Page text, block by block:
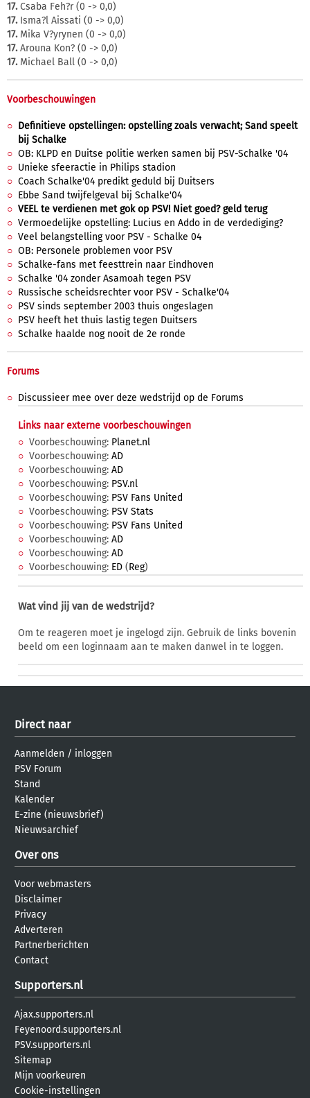
17.Csaba Feh?r (0 -> 0,0)
17.Isma?l Aissati (0 -> 0,0)
17.Mika V?yrynen (0 -> 0,0)
17.Arouna Kon? (0 -> 0,0)
17.Michael Ball (0 -> 0,0)
Voorbeschouwingen
Definitieve opstellingen: opstelling zoals verwacht; Sand speelt
bij Schalke
OB: KLPD en Duitse politie werken samen bij PSV-Schalke '04
Unieke sfeeractie in Philips stadion
Coach Schalke'04 predikt geduld bij Duitsers
Ebbe Sand twijfelgeval bij Schalke'04
VEEL te verdienen met gok op PSV! Niet goed? geld terug
Vermoedelijke opstelling: Lucius en Addo in de verdediging?
Veel belangstelling voor PSV - Schalke 04
OB: Personele problemen voor PSV
Schalke-fans met feesttrein naar Eindhoven
Schalke '04 zonder Asamoah tegen PSV
Russische scheidsrechter voor PSV - Schalke'04
PSV sinds september 2003 thuis ongeslagen
PSV heeft het thuis lastig tegen Duitsers
Schalke haalde nog nooit de 2e ronde
Forums
Discussieer mee over deze wedstrijd op de Forums
Links naar externe voorbeschouwingen
Voorbeschouwing: Planet.nl
Voorbeschouwing: AD
Voorbeschouwing: AD
Voorbeschouwing: PSV.nl
Voorbeschouwing: PSV Fans United
Voorbeschouwing: PSV Stats
Voorbeschouwing: PSV Fans United
Voorbeschouwing: AD
Voorbeschouwing: AD
Voorbeschouwing: ED (Reg)
Wat vind jij van de wedstrijd?
Om te reageren moet je ingelogd zijn. Gebruik de links bovenin
beeld om een loginnaam aan te maken danwel in te loggen.
Direct naar
Aanmelden / inloggen
PSV Forum
Stand
Kalender
E-zine (nieuwsbrief)
Nieuwsarchief
Over ons
Voor webmasters
Disclaimer
Privacy
Adverteren
Partnerberichten
Contact
Supporters.nl
Ajax.supporters.nl
Feyenoord.supporters.nl
PSV.supporters.nl
Sitemap
Mijn voorkeuren
Cookie-instellingen